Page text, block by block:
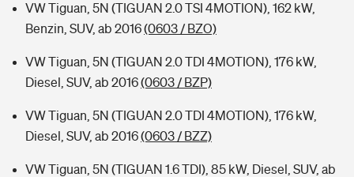
VW Tiguan, 5N (TIGUAN 2.0 TSI 4MOTION), 162 kW,
Benzin, SUV, ab 2016(0603 / BZO)
VW Tiguan, 5N (TIGUAN 2.0 TDI 4MOTION), 176 kW,
Diesel, SUV, ab 2016(0603 / BZP)
VW Tiguan, 5N (TIGUAN 2.0 TDI 4MOTION), 176 kW,
Diesel, SUV, ab 2016(0603 / BZZ)
VW Tiguan, 5N (TIGUAN 1.6 TDI), 85 kW, Diesel, SUV, ab